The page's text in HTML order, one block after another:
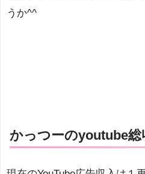
うか^^
かっつーのyoutube総